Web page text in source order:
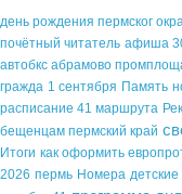
день рождения пермског
почётный читатель афиша
автобкс абрамово
гражда 1 сентября Память
расписание 41 маршрута
бещенцам пермский край
Итоги как оформить
2026 пермь Номера